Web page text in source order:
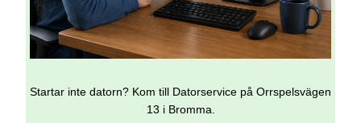
Startar inte datorn? Kom till Datorservice på Orrspelsvägen
13 i Bromma.